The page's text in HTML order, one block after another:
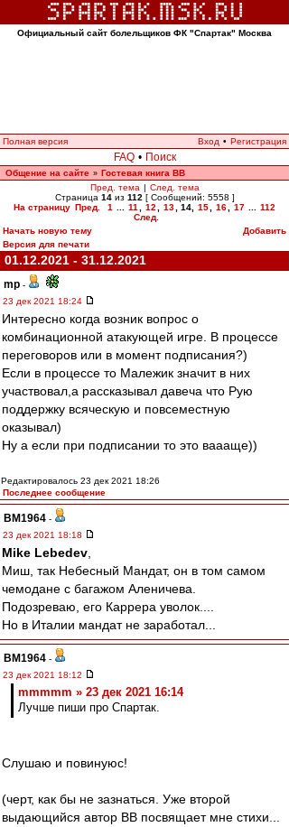
Официальный сайт болельщиков ФК "Спартак" Москва
Полная версия Вход • Регистрация
FAQ • Поиск
Общение на сайте » Гостевая книга ВВ
Пред. тема | След. тема
Страница 14из 112 [ Сообщений: 5558 ]
На страницу Пред. 1 11 12 13 14 15 16 17
112
След.
Начать новую тему
Добавить
Версия для печати
01.12.2021 - 31.12.2021
mp -
23 дек 2021 18:24
Интересно когда возник вопрос о
комбинационной атакующей игре. В процессе
переговоров или в момент подписания?)
Если в процессе то Малежик значит в них
участвовал,а рассказывал давеча что Рую
поддержку всяческую и повсеместную
оказывал)
Ну а если при подписании то это ваааще))
Редактировалось 23 дек 2021 18:26
Последнее сообщение
BM1964 -
23 дек 2021 18:18
Mike Lebedev
Миш, так Небесный Мандат, он в том самом
чемодане с багажом Аленичева.
Подозреваю, его Каррера уволок....
Но в Италии мандат не заработал...
BM1964 -
23 дек 2021 18:12
mmmmm » 23 дек 2021 16:14
Лучше пиши про Спартак.
Слушаю и повинуюс!
(черт, как бы не зазнаться. Уже второй
выдающийся автор ВВ посвящает мне стихи...